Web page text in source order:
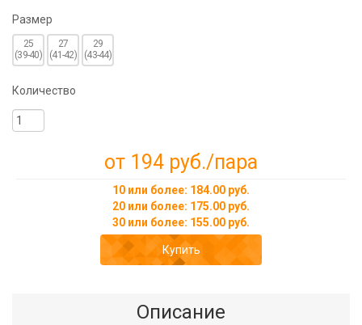
Размер
25
(39-40)
27
(41-42)
29
(43-44)
Количество
от 194 руб./пара
10 или более: 184.00 руб.
20 или более: 175.00 руб.
30 или более: 155.00 руб.
Купить
Описание